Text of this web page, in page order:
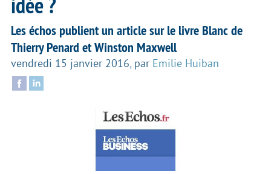
Les échos publient un article sur le livre Blanc de
Thierry Penard et Winston Maxwell
vendredi 15 janvier 2016, par Emilie Huiban